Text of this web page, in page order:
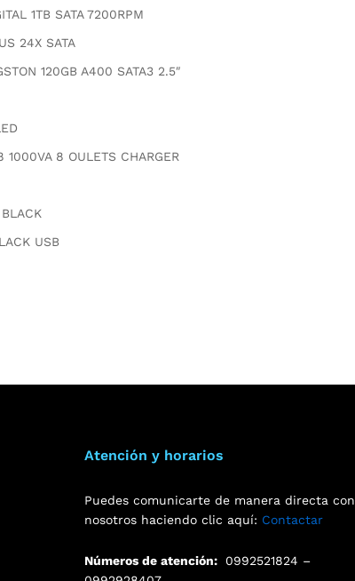
1TB SATA 7200RPM
24X SATA
120GB A400 SATA3 2.5″
1000VA 8 OULETS CHARGER
USB
Atención y horarios
Puedes comunicarte de manera directa con
nosotros haciendo clic aquí: Contactar
Números de atención:
0992521824 –